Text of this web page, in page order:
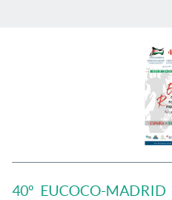
40º EUCOCO-MADRID